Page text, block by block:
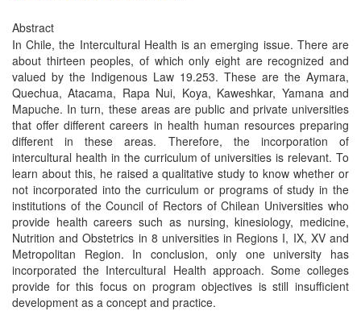
Abstract
In Chile, the Intercultural Health is an emerging issue. There are
about thirteen peoples, of which only eight are recognized and
valued by the Indigenous Law 19.253. These are the Aymara,
Quechua, Atacama, Rapa Nui, Koya, Kaweshkar, Yamana and
Mapuche. In turn, these areas are public and private universities
that offer different careers in health human resources preparing
different in these areas. Therefore, the incorporation of
intercultural health in the curriculum of universities is relevant. To
learn about this, he raised a qualitative study to know whether or
not incorporated into the curriculum or programs of study in the
institutions of the Council of Rectors of Chilean Universities who
provide health careers such as nursing, kinesiology, medicine,
Nutrition and Obstetrics in 8 universities in Regions I, IX, XV and
Metropolitan Region. In conclusion, only one university has
incorporated the Intercultural Health approach. Some colleges
provide for this focus on program objectives is still insufficient
development as a concept and practice.